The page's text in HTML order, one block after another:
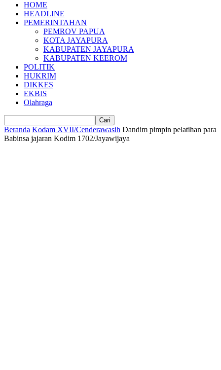
HOME
HEADLINE
PEMERINTAHAN
PEMROV PAPUA
KOTA JAYAPURA
KABUPATEN JAYAPURA
KABUPATEN KEEROM
POLITIK
HUKRIM
DIKKES
EKBIS
Olahraga
Beranda Kodam XVII/Cenderawasih Dandim pimpin pelatihan para
Babinsa jajaran Kodim 1702/Jayawijaya